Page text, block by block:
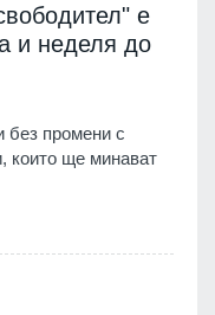
е
и неделя до
без промени с
които ще минават